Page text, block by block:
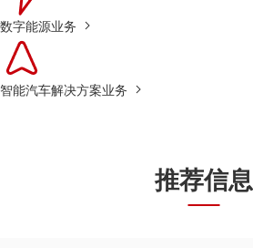
数字能源业务
智能汽车解决方案业务
推荐信息